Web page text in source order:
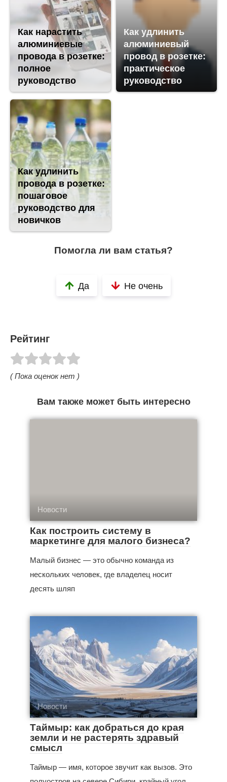
Как нарастить
алюминиевые
провода в розетке:
полное
руководство
Как удлинить
алюминиевый
провод в розетке:
практическое
руководство
Как удлинить
провода в розетке:
пошаговое
руководство для
новичков
Помогла ли вам статья?
Да Не очень
Рейтинг
( Пока оценок нет )
Вам также может быть интересно
Новости
Как построить систему в
маркетинге для малого бизнеса?
Малый бизнес — это обычно команда из
нескольких человек, где владелец носит
десять шляп
Новости
Таймыр: как добраться до края
земли и не растерять здравый
смысл
Таймыр — имя, которое звучит как вызов. Это